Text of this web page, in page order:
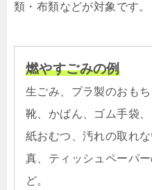
類・布類などが対象です。
燃やすごみの例
生ごみ、プラ製のおも
靴、かばん、ゴム手袋
紙おむつ、汚れの取れ
真、ティッシュペーパ
ど。